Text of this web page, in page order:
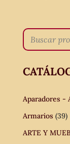
Aparadores -
Armarios (39)
ARTE Y